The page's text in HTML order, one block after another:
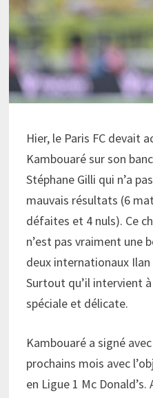
Hier, le Paris FC devait
Kambouaré sur son
Stéphane Gilli qui n’a
mauvais résultats (6
défaites et 4 nuls). Ce
n’est pas vraiment une
deux internationaux
Surtout qu’il intervient
spéciale et délicate.
Kambouaré a signé
prochains mois avec
en Ligue 1 Mc Donald’s.